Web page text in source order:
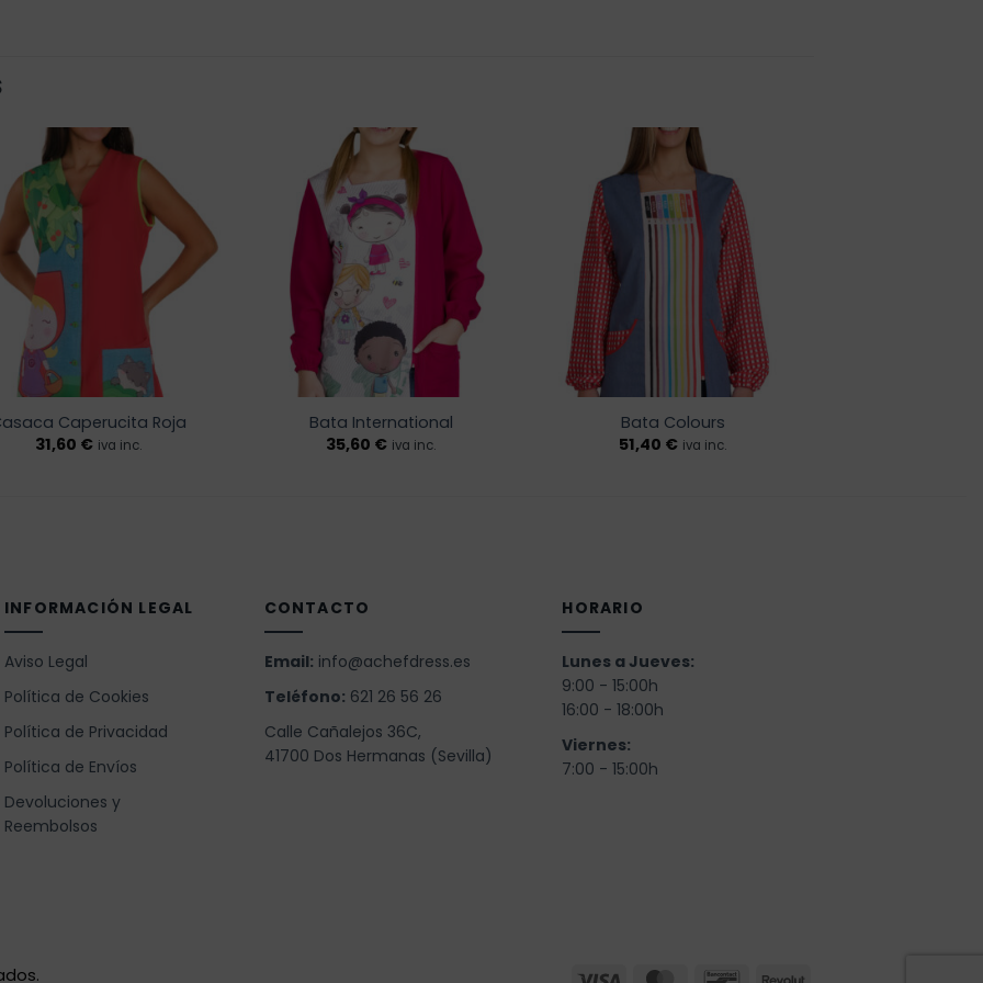
Añadir
a la
lista de
deseos
Caperucita Roja
31,60 € iva inc.
Añadir
a la
lista de
deseos
Bata International
35,60 € iva inc.
lista de
deseos
Bata Colours
51,40 € iva inc.
INFORMACIÓN LEGAL
Aviso Legal
Política de Cookies
Política de Privacidad
Política de Envíos
Devoluciones y
Reembolsos
CONTACTO
Email: info@achefdress.es
Teléfono: 621 26 56 26
Calle Cañalejos 36C,
41700 Dos Hermanas (Sevilla)
HORARIO
Lunes a Jueves:
9:00 - 15:00h
16:00 - 18:00h
Viernes:
7:00 - 15:00h